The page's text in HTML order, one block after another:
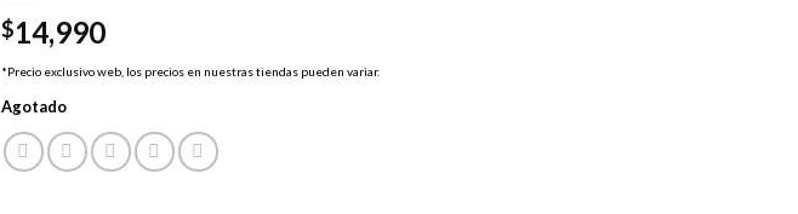
$14,990
*Precio exclusivo web, los precios en nuestras tiendas pueden variar.
Agotado